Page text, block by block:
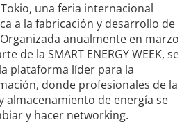
Tokio, una feria internacional
a la fabricación y desarrollo de
anualmente en marzo
de la SMART ENERGY WEEK, se
plataforma líder para la
donde profesionales de la
almacenamiento de energía se
y hacer networking.